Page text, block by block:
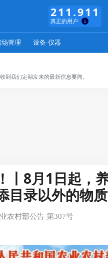
211.911
真正的用户
场管理 设备-仪器
到我们定期发来的最新信息要闻。
丨8月1日起，
目录以外的物质
农村部公告 第307号